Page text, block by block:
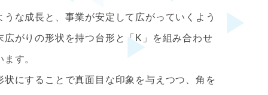
うな成長と、事業が安定して広がっていくよう
広がりの形状を持つ台形と「K」を組み合わせ
す。
状にすることで真面目な印象を与えつつ、角を